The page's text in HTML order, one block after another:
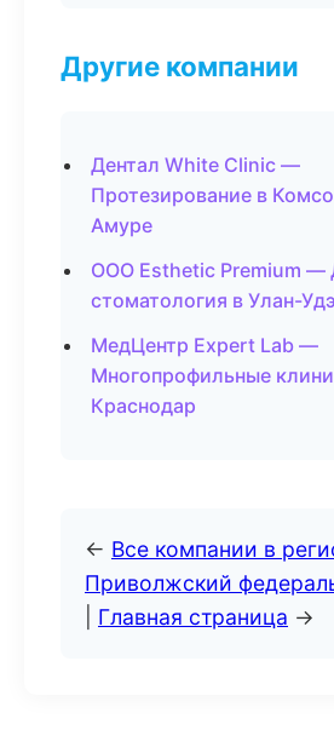
Другие компании
Дентал White Clinic —
Протезирование в
Амуре
ООО Esthetic Premium —
стоматология в Улан-Удэ
МедЦентр Expert Lab —
Многопрофильные
Краснодар
← Все компании в
Приволжский
Главная страница →